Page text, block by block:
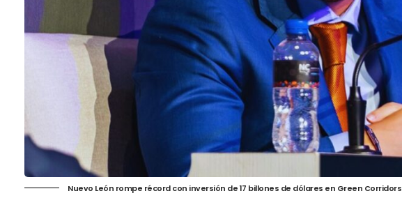
Nuevo León rompe récord con inversión de 17 billones de dólares en Green Corridors